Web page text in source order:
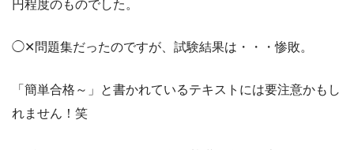
円程度のものでした。
◯✕問題集だったのですが、試験結果は・・・惨敗。
「簡単合格～」と書かれているテキストには要注意かもし
れません！笑